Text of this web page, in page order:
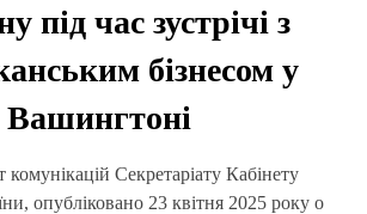
під час зустрічі з
бізнесом у
Вашингтоні
комунікацій Секретаріату Кабінету
опубліковано 23 квітня 2025 року о